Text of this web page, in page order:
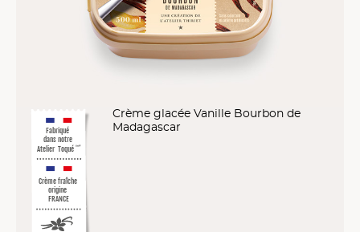
Crème fraîche
origine
FRANCE
Fabriqué
dans notre
Atelier Toqué ™*
Crème glacée Vanille Bourbon de
Madagascar